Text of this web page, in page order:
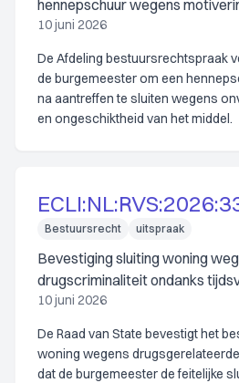
hennepschuur wegens
10 juni 2026
De Afdeling bestuursrechtspraak
de burgemeester om een
na aantreffen te sluiten wegens
en ongeschiktheid van het middel.
Bestuursrecht uitspraak
Bevestiging sluiting woning
drugscriminaliteit ondanks
10 juni 2026
De Raad van State bevestigt het
woning wegens
dat de burgemeester de feitelijke